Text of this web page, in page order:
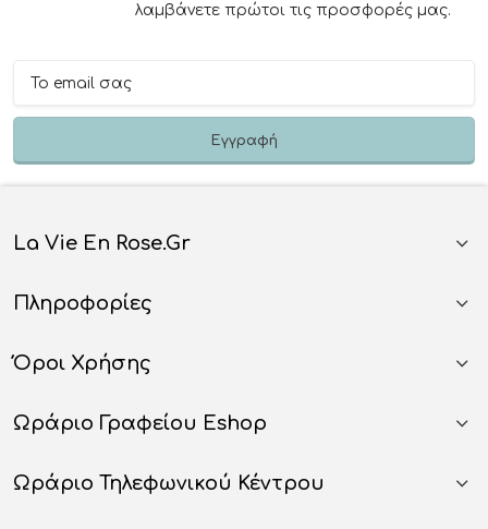
λαμβάνετε πρώτοι τις προσφορές μας.
La Vie En Rose.gr
Πληροφορίες
Όροι Χρήσης
Ωράριο Γραφείου Eshop
Ωράριο Τηλεφωνικού Κέντρου